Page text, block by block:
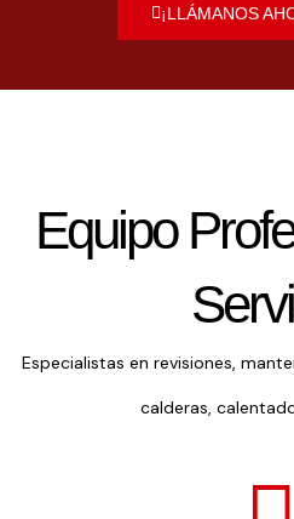
¡LLÁMANOS
Equipo
Especialistas en revisiones,
calderas,